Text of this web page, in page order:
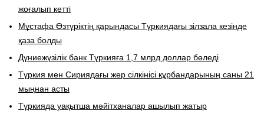
жоғалып кетті
Мұстафа Өзтүріктің қарындасы Түркиядағы зілзала кезінде
қаза болды
Дүниежүзілік банк Түркияға 1,7 млрд доллар бөледі
Түркия мен Сириядағы жер сілкінісі құрбандарының саны 21
мыңнан асты
Түркияда уақытша мәйітханалар ашылып жатыр